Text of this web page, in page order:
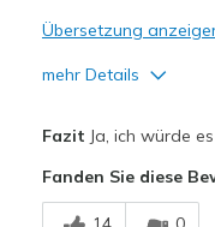
Übersetzung
mehr Details
Breathe Well
Fazit Ja, ich würde
Fanden Sie diese